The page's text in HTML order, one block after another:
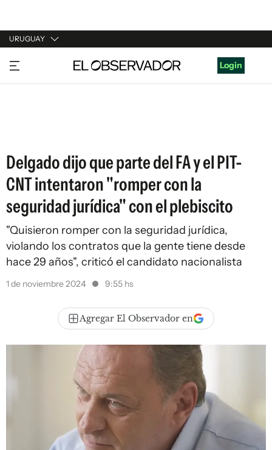
URUGUAY
URUGUAY
ARGENTINA
Login
Delgado dijo que parte del FA y el PIT-
CNT intentaron "romper con la
seguridad jurídica" con el plebiscito
"Quisieron romper con la seguridad jurídica,
violando los contratos que la gente tiene desde
hace 29 años", criticó el candidato nacionalista
1 de noviembre 2024 9:55 hs
Agregar El Observador en